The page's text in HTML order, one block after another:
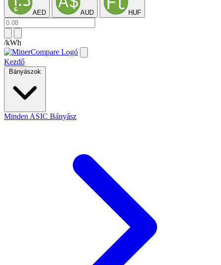
AED AUD HUF
/kWh
Kezdő
Bányászok
Minden ASIC Bányász